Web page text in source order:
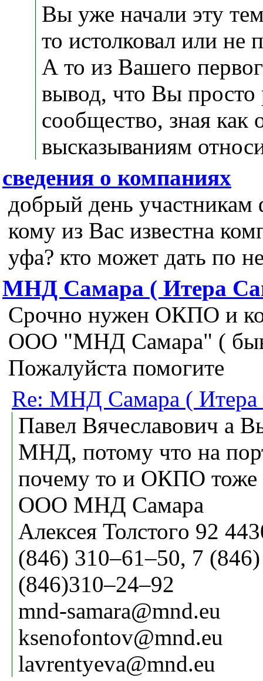
Вы уже начали эту
то истолковал или не
А то из Вашего
вывод, что Вы
сообщество, зная как
высказываниям
сведения о компаниях
добрый день
кому из Вас известна
уфа? кто может дать по
МНД Самара ( Итера
Срочно нужен ОКПО и
ООО "МНД Самара" (
Пожалуйста помогите
Re: МНД Самара ( Итера
Павел Вячеславович а
МНД, потому что на
почему то и ОКПО тоже
OОО МНД Самара
Алексея Толстогo 92
(846) 310–61–50, 7
(846)310–24–92
mnd-samara@mnd.eu
ksenofontov@mnd.eu
lavrentyeva@mnd.eu